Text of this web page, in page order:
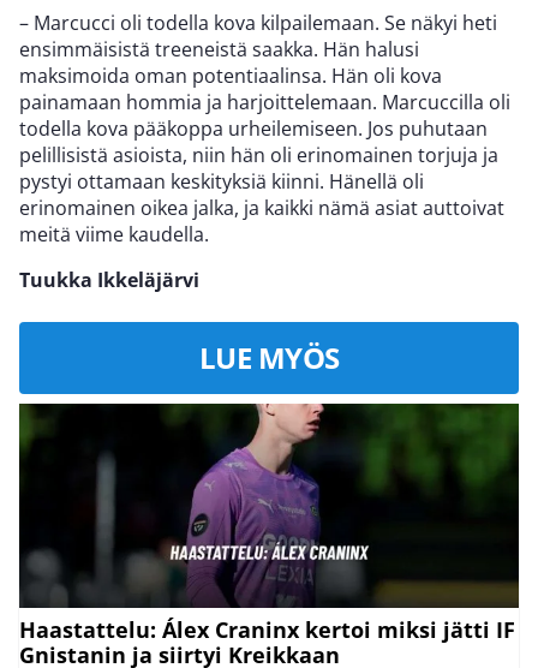
– Marcucci oli todella kova kilpailemaan. Se näkyi heti
ensimmäisistä treeneistä saakka. Hän halusi
maksimoida oman potentiaalinsa. Hän oli kova
painamaan hommia ja harjoittelemaan. Marcuccilla oli
todella kova pääkoppa urheilemiseen. Jos puhutaan
pelillisistä asioista, niin hän oli erinomainen torjuja ja
pystyi ottamaan keskityksiä kiinni. Hänellä oli
erinomainen oikea jalka, ja kaikki nämä asiat auttoivat
meitä viime kaudella.
Tuukka Ikkeläjärvi
LUE MYÖS
Haastattelu: Álex Craninx kertoi miksi jätti IF
Gnistanin ja siirtyi Kreikkaan